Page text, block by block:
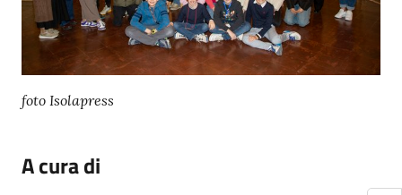
foto Isolapress
A cura di